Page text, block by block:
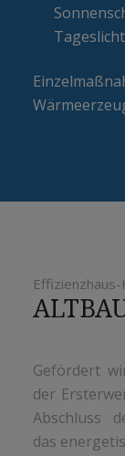
Effizienzhaus-
Gefördert
der
Abschluss
das